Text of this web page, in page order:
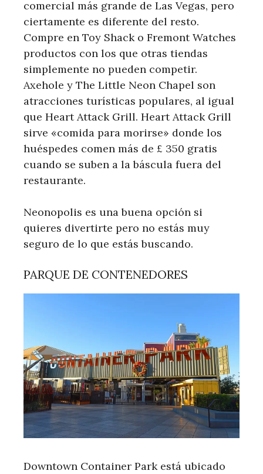
comercial más grande de Las Vegas, pero
ciertamente es diferente del resto.
Compre en Toy Shack o Fremont Watches
productos con los que otras tiendas
simplemente no pueden competir.
Axehole y The Little Neon Chapel son
atracciones turísticas populares, al igual
que Heart Attack Grill. Heart Attack Grill
sirve «comida para morirse» donde los
huéspedes comen más de £ 350 gratis
cuando se suben a la báscula fuera del
restaurante.
Neonopolis es una buena opción si
quieres divertirte pero no estás muy
seguro de lo que estás buscando.
PARQUE DE CONTENEDORES
Downtown Container Park está ubicado